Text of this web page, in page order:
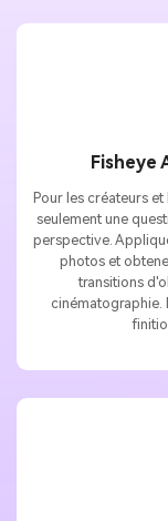
Fisheye
Pour les créateurs
seulement une
perspective.
photos et
transitions
cinématographie.